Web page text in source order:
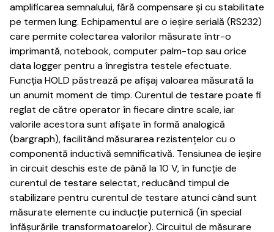
amplificarea semnalului, fără compensare și cu stabilitate
pe termen lung. Echipamentul are o ieșire serială (RS232)
care permite colectarea valorilor măsurate într-o
imprimantă, notebook, computer palm-top sau orice
data logger pentru a înregistra testele efectuate.
Funcția HOLD păstrează pe afișaj valoarea măsurată la
un anumit moment de timp. Curentul de testare poate fi
reglat de către operator în fiecare dintre scale, iar
valorile acestora sunt afișate în formă analogică
(bargraph), facilitând măsurarea rezistențelor cu o
componentă inductivă semnificativă. Tensiunea de ieșire
în circuit deschis este de până la 10 V, în funcție de
curentul de testare selectat, reducând timpul de
stabilizare pentru curentul de testare atunci când sunt
măsurate elemente cu inducție puternică (în special
înfășurările transformatoarelor). Circuitul de măsurare